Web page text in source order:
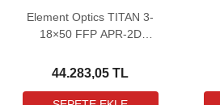
Element Optics TITAN 3-
18×50 FFP APR-2D
44.283,05 TL